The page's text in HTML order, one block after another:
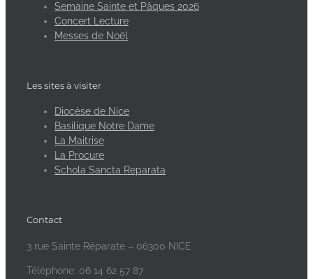
Semaine Sainte et Pâques 2026
Concert Lecture
Messes de Noël
Les sites à visiter
Diocèse de Nice
Basilique Notre Dame
La Maitrise
La Procure
Schola Sancta Reparata
Contact
3 rue Sainte Réparate – 06300 NICE
Téléphone: 06 14 62 57 87